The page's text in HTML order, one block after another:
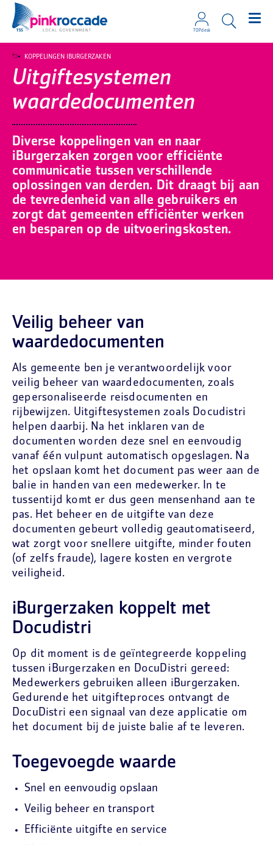
TOPdesk
Uitgiftesystemen
waardedocumenten
Diverse koppelingen van en naar
iBurgerzaken zorgen voor efficiënte
communicatie tussen verschillende
oplossingen van derden. Dit draagt bij aan
de tevredenheid van alle gebruikers en
zorgt dat gemeenten efficiënter werken
en besparen op de uitvoeringskosten.
KOPPELINGEN IBURGERZAKEN
Veilig beheer van
waardedocumenten
Als gemeente ben je verantwoordelijk voor
veilig beheer van waardedocumenten, zoals
gepersonaliseerde reisdocumenten en
rijbewijzen. Uitgiftesystemen zoals Docudistri
helpen daarbij. Na het inklaren van de
documenten worden deze snel en eenvoudig
vanaf één vulpunt automatisch opgeslagen. Na
het opslaan komt het document pas weer aan de
balie in handen van een medewerker. In te
tussentijd komt er dus geen mensenhand aan te
pas. Het beheer en de uitgifte van deze
documenten gebeurt volledig geautomatiseerd,
wat zorgt voor snellere uitgifte, minder fouten
(of zelfs fraude), lagere kosten en vergrote
veiligheid.
iBurgerzaken koppelt met
Docudistri
Op dit moment is de geïntegreerde koppeling
tussen iBurgerzaken en DocuDistri gereed:
Medewerkers gebruiken alleen iBurgerzaken.
Gedurende het uitgifteproces ontvangt de
DocuDistri een signaal van deze applicatie om
het document bij de juiste balie af te leveren.
Toegevoegde waarde
Snel en eenvoudig opslaan
Veilig beheer en transport
Efficiënte uitgifte en service